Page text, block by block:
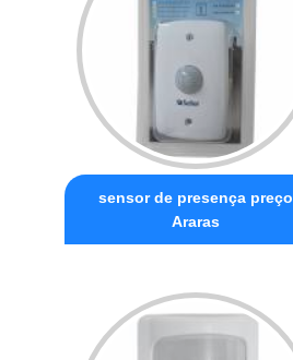
sensor de presença preço
Araras